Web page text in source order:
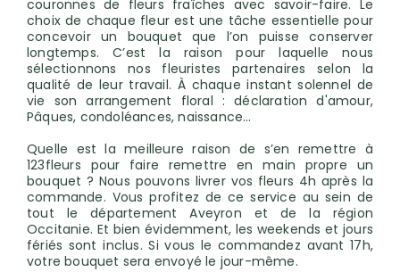
couronnes de fleurs fraîches avec savoir-faire. Le
choix de chaque fleur est une tâche essentielle pour
concevoir un bouquet que l’on puisse conserver
longtemps. C’est la raison pour laquelle nous
sélectionnons nos fleuristes partenaires selon la
qualité de leur travail. À chaque instant solennel de
vie son arrangement floral : déclaration d'amour,
Pâques, condoléances, naissance…
Quelle est la meilleure raison de s’en remettre à
123fleurs pour faire remettre en main propre un
bouquet ? Nous pouvons livrer vos fleurs 4h après la
commande. Vous profitez de ce service au sein de
tout le département Aveyron et de la région
Occitanie. Et bien évidemment, les weekends et jours
fériés sont inclus. Si vous le commandez avant 17h,
votre bouquet sera envoyé le jour-même.